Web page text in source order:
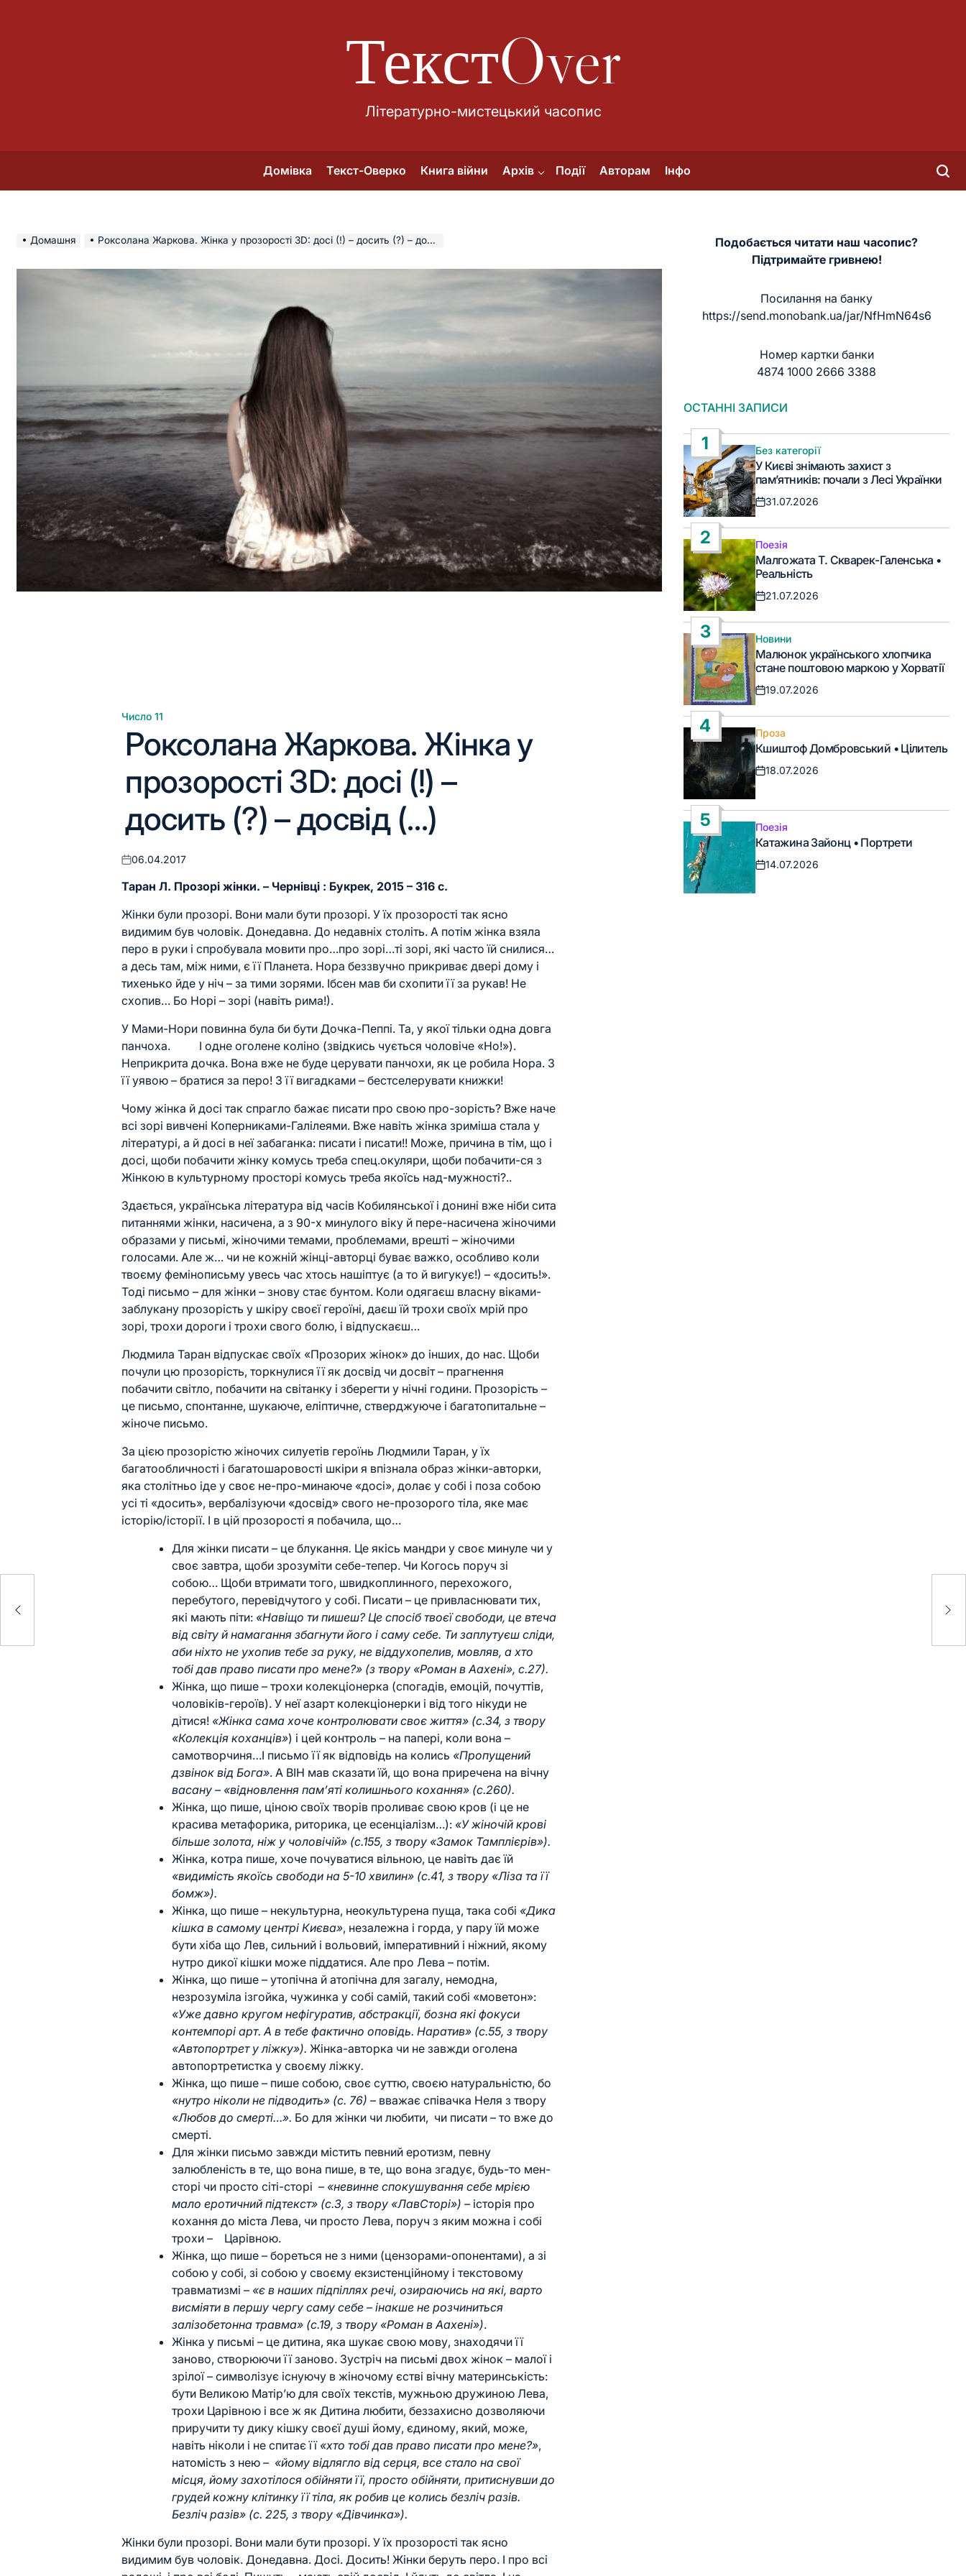
ТекстOver
Літературно-мистецький часопис
Домівка Текст-Оверко Книга війни Архів Події Авторам Інфо
Домашня Роксолана Жаркова. Жінка у прозорості 3D: досі (!) – досить (?) – досвід (…)
Опублікувати
Число 11
Роксолана Жаркова. Жінка у
прозорості 3D: досі (!) –
досить (?) – досвід (…)
Оприлюднено
06.04.2017
Таран Л. Прозорі жінки. – Чернівці : Букрек, 2015 – 316 с.
Жінки були прозорі. Вони мали бути прозорі. У їх прозорості так ясно
видимим був чоловік. Донедавна. До недавніх століть. А потім жінка взяла
перо в руки і спробувала мовити про…про зорі…ті зорі, які часто їй снилися…
а десь там, між ними, є її Планета. Нора беззвучно прикриває двері дому і
тихенько йде у ніч – за тими зорями. Ібсен мав би схопити її за рукав! Не
схопив… Бо Норі – зорі (навіть рима!).
У Мами-Нори повинна була би бути Дочка-Пеппі. Та, у якої тільки одна довга
панчоха. І одне оголене коліно (звідкись чується чоловіче «Но!»).
Неприкрита дочка. Вона вже не буде церувати панчохи, як це робила Нора. З
її уявою – братися за перо! З її вигадками – бестселерувати книжки!
Чому жінка й досі так спрагло бажає писати про свою про-зорість? Вже наче
всі зорі вивчені Коперниками-Галілеями. Вже навіть жінка зриміша стала у
літературі, а й досі в неї забаганка: писати і писати!! Може, причина в тім, що і
досі, щоби побачити жінку комусь треба спец.окуляри, щоби побачити-ся з
Жінкою в культурному просторі комусь треба якоїсь над-мужності?..
Здається, українська література від часів Кобилянської і донині вже ніби сита
питаннями жінки, насичена, а з 90-х минулого віку й пере-насичена жіночими
образами у письмі, жіночими темами, проблемами, врешті – жіночими
голосами. Але ж… чи не кожній жінці-авторці буває важко, особливо коли
твоєму фемінописьму увесь час хтось нашіптує (а то й вигукує!) – «досить!».
Тоді письмо – для жінки – знову стає бунтом. Коли одягаєш власну віками-
заблукану прозорість у шкіру своєї героїні, даєш їй трохи своїх мрій про
зорі, трохи дороги і трохи свого болю, і відпускаєш…
Людмила Таран відпускає своїх «Прозорих жінок» до інших, до нас. Щоби
почули цю прозорість, торкнулися її як досвід чи досвіт – прагнення
побачити світло, побачити на світанку і зберегти у нічні години. Прозорість –
це письмо, спонтанне, шукаюче, еліптичне, стверджуюче і багатопитальне –
жіноче письмо.
За цією прозорістю жіночих силуетів героїнь Людмили Таран, у їх
багатообличності і багатошаровості шкіри я впізнала образ жінки-авторки,
яка столітньо іде у своє не-про-минаюче «досі», долає у собі і поза собою
усі ті «досить», вербалізуючи «досвід» свого не-прозорого тіла, яке має
історію/історії. І в цій прозорості я побачила, що…
Для жінки писати – це блукання. Це якісь мандри у своє минуле чи у
своє завтра, щоби зрозуміти себе-тепер. Чи Когось поруч зі
собою… Щоби втримати того, швидкоплинного, перехожого,
перебутого, перевідчутого у собі. Писати – це привласнювати тих,
які мають піти: «Навіщо ти пишеш? Це спосіб твоєї свободи, це втеча
від світу й намагання збагнути його і саму себе. Ти заплутуєш сліди,
аби ніхто не ухопив тебе за руку, не віддухопелив, мовляв, а хто
тобі дав право писати про мене?» (з твору «Роман в Аахені», с.27).
Жінка, що пише – трохи колекціонерка (спогадів, емоцій, почуттів,
чоловіків-героїв). У неї азарт колекціонерки і від того нікуди не
дітися! «Жінка сама хоче контролювати своє життя» (с.34, з твору
«Колекція коханців») і цей контроль – на папері, коли вона –
самотворчиня…І письмо її як відповідь на колись «Пропущений
дзвінок від Бога». А ВІН мав сказати їй, що вона приречена на вічну
васану – «відновлення пам’яті колишнього кохання» (с.260).
Жінка, що пише, ціною своїх творів проливає свою кров (і це не
красива метафорика, риторика, це есенціалізм…): «У жіночій крові
більше золота, ніж у чоловічій» (с.155, з твору «Замок Тамплієрів»).
Жінка, котра пише, хоче почуватися вільною, це навіть дає їй
«видимість якоїсь свободи на 5-10 хвилин» (с.41, з твору «Ліза та її
бомж»).
Жінка, що пише – некультурна, неокультурена пуща, така собі «Дика
кішка в самому центрі Києва», незалежна і горда, у пару їй може
бути хіба що Лев, сильний і вольовий, імперативний і ніжний, якому
нутро дикої кішки може піддатися. Але про Лева – потім.
Жінка, що пише – утопічна й атопічна для загалу, немодна,
незрозуміла ізгойка, чужинка у собі самій, такий собі «моветон»:
«Уже давно кругом нефігуратив, абстракції, бозна які фокуси
контемпорі арт. А в тебе фактично оповідь. Наратив» (с.55, з твору
«Автопортрет у ліжку»).Жінка-авторка чи не завжди оголена
автопортретистка у своєму ліжку.
Жінка, що пише – пише собою, своє суттю, своєю натуральністю, бо
«нутро ніколи не підводить» (с. 76) – вважає співачка Неля з твору
«Любов до смерті…». Бо для жінки чи любити, чи писати – то вже до
смерті.
Для жінки письмо завжди містить певний еротизм, певну
залюбленість в те, що вона пише, в те, що вона згадує, будь-то мен-
сторі чи просто сіті-сторі – «невинне спокушування себе мрією
мало еротичний підтекст» (с.3, з твору «ЛавСторі») – історія про
кохання до міста Лева, чи просто Лева, поруч з яким можна і собі
трохи–
Царівною.
Жінка, що пише – бореться не з ними (цензорами-опонентами), а зі
собою у собі, зі собою у своєму екзистенційному і текстовому
травматизмі – «є в наших підпіллях речі, озираючись на які, варто
висміяти в першу чергу саму себе – інакше не розчиниться
залізобетонна травма» (с.19, з твору «Роман в Аахені»).
Жінка у письмі – це дитина, яка шукає свою мову, знаходячи її
заново, створюючи її заново. Зустріч на письмі двох жінок – малої і
зрілої – символізує існуючу в жіночому єстві вічну материнськість:
бути Великою Матір’ю для своїх текстів, мужньою дружиною Лева,
трохи Царівною і все ж як Дитина любити, беззахисно дозволяючи
приручити ту дику кішку своєї душі йому, єдиному, який, може,
навіть ніколи і не спитає її «хто тобі дав право писати про мене?»,
натомість з нею– «йому відлягло від серця, все стало на свої
місця, йому захотілося обійняти її, просто обійняти, притиснувши до
грудей кожну клітинку її тіла, як робив це колись безліч разів.
Безліч разів» (с. 225, з твору «Дівчинка»).
Жінки були прозорі. Вони мали бути прозорі. У їх прозорості так ясно
видимим був чоловік. Донедавна. Досі. Досить! Жінки беруть перо. І про всі
Подобається читати наш часопис?
Підтримайте гривнею!
Посилання на банку
https://send.monobank.ua/jar/NfHmN64s6
Номер картки банки
4874 1000 2666 3388
ОСТАННІ ЗАПИСИ
1
Опублікувати
у
Без категорії
У Києві знімають захист з
пам’ятників: почали з Лесі Українки
Дата
31.07.2026
2
Опублікувати
у
Поезія
Малгожата Т. Скварек-Галенська •
Реальність
Дата
21.07.2026
3
Опублікувати
у
Новини
Малюнок українського хлопчика
стане поштовою маркою у Хорватії
Дата
19.07.2026
4
Опублікувати
у
Проза
Кшиштоф Домбровський • Цілитель
Дата
запису
18.07.2026
5
Опублікувати
у
Поезія
Катажина Зайонц • Портрети
Дата
14.07.2026